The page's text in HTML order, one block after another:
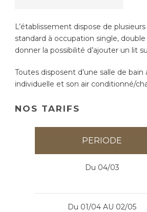
L’établissement dispose de
standard à occupation single,
donner la possibilité d’ajouter un lit
Toutes disposent d’une salle de bain
individuelle et son air conditionné/
NOS TARIFS
PERIODE
Du 04/03
Du 01/04 AU 02/05